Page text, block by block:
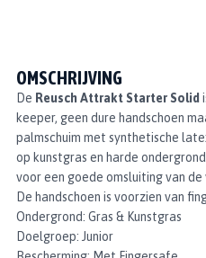
OMSCHRIJVING
De Reusch Attrakt Starter Solid
keeper, geen dure handschoen
palmschuim met synthetische
op kunstgras en harde
voor een goede omsluiting van de
De handschoen is voorzien van
Ondergrond: Gras & Kunstgras
Doelgroep: Junior